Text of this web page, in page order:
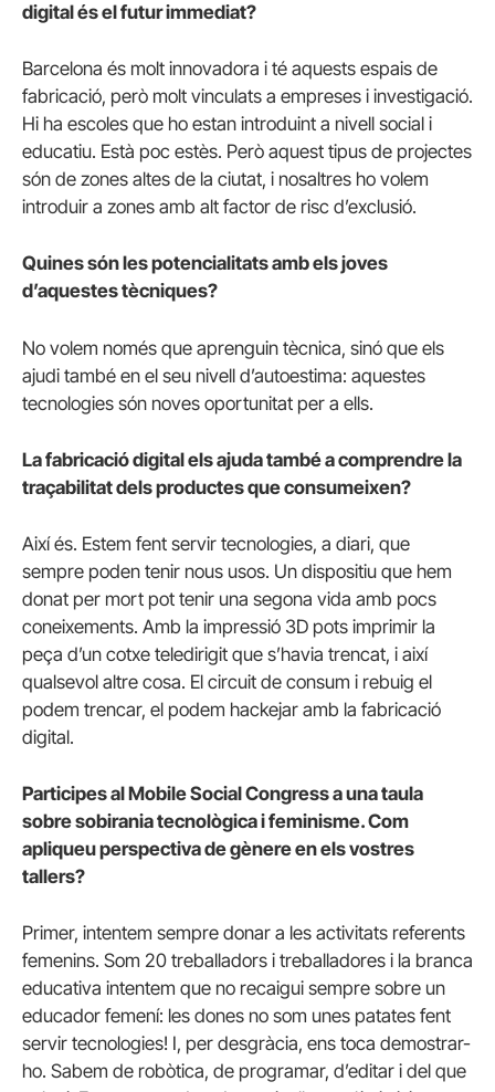
digital és el futur immediat?
Barcelona és molt innovadora i té aquests espais de
fabricació, però molt vinculats a empreses i investigació.
Hi ha escoles que ho estan introduint a nivell social i
educatiu. Està poc estès. Però aquest tipus de projectes
són de zones altes de la ciutat, i nosaltres ho volem
introduir a zones amb alt factor de risc d’exclusió.
Quines són les potencialitats amb els joves
d’aquestes tècniques?
No volem només que aprenguin tècnica, sinó que els
ajudi també en el seu nivell d’autoestima: aquestes
tecnologies són noves oportunitat per a ells.
La fabricació digital els ajuda també a comprendre la
traçabilitat dels productes que consumeixen?
Així és. Estem fent servir tecnologies, a diari, que
sempre poden tenir nous usos. Un dispositiu que hem
donat per mort pot tenir una segona vida amb pocs
coneixements. Amb la impressió 3D pots imprimir la
peça d’un cotxe teledirigit que s’havia trencat, i així
qualsevol altre cosa. El circuit de consum i rebuig el
podem trencar, el podem hackejar amb la fabricació
digital.
Participes al Mobile Social Congress a una taula
sobre sobirania tecnològica i feminisme. Com
apliqueu perspectiva de gènere en els vostres
tallers?
Primer, intentem sempre donar a les activitats referents
femenins. Som 20 treballadors i treballadores i la branca
educativa intentem que no recaigui sempre sobre un
educador femení: les dones no som unes patates fent
servir tecnologies! I, per desgràcia, ens toca demostrar-
ho. Sabem de robòtica, de programar, d’editar i del que